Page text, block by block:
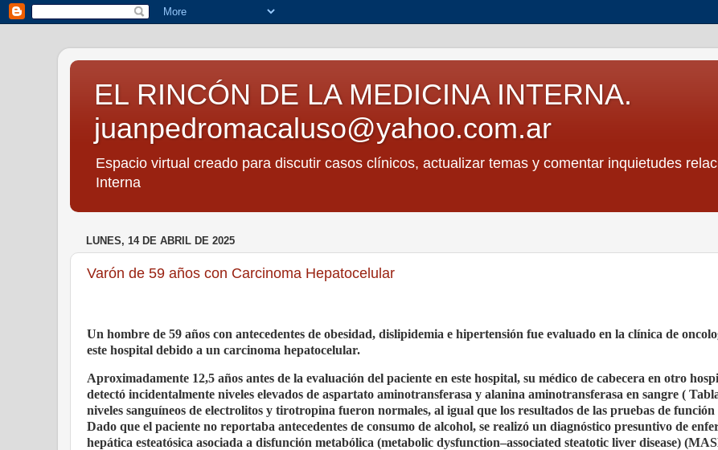
EL RINCÓN DE LA MEDICINA INTERNA.
juanpedromacaluso@yahoo.com.ar
Espacio virtual creado para discutir casos clínicos, actualizar temas y comentar inquietudes
Interna
LUNES, 14 DE ABRIL DE 2025
Varón de 59 años con Carcinoma Hepatocelular
Un hombre de 59 años con antecedentes de obesidad, dislipidemia e hipertensión fue evaluado en la clínica de
este hospital debido a un carcinoma hepatocelular.
Aproximadamente 12,5 años antes de la evaluación del paciente en este hospital, su médico de cabecera en otro
detectó incidentalmente niveles elevados de aspartato aminotransferasa y alanina aminotransferasa en sangre (
niveles sanguíneos de electrolitos y tirotropina fueron normales, al igual que los resultados de las pruebas de
Dado que el paciente no reportaba antecedentes de consumo de alcohol, se realizó un diagnóstico presuntivo de
hepática esteatósica asociada a disfunción metabólica (metabolic dysfunction–associated steatotic liver disease)